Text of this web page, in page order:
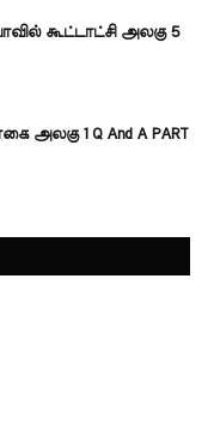
கூட்டாட்சி அலகு 5
அலகு 1 Q And A PART